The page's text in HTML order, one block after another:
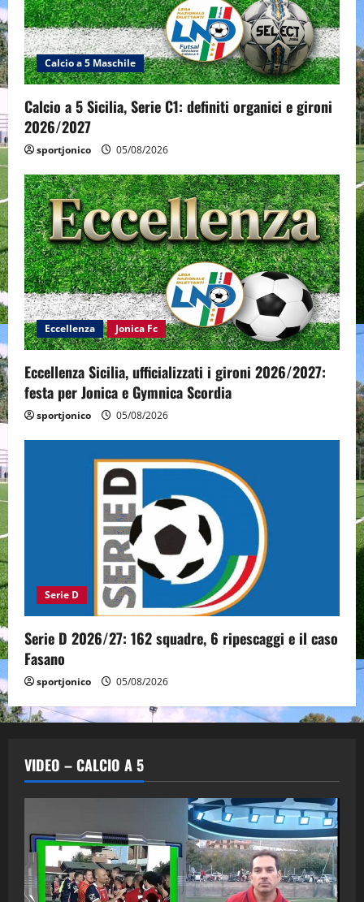
Calcio a 5 Maschile
Calcio a 5 Sicilia, Serie C1: definiti organici e gironi
2026/2027
sportjonico 05/08/2026
Eccellenza Jonica Fc
Eccellenza Sicilia, ufficializzati i gironi 2026/2027:
festa per Jonica e Gymnica Scordia
sportjonico 05/08/2026
Serie D
Serie D 2026/27: 162 squadre, 6 ripescaggi e il caso
Fasano
sportjonico 05/08/2026
VIDEO – CALCIO A 5